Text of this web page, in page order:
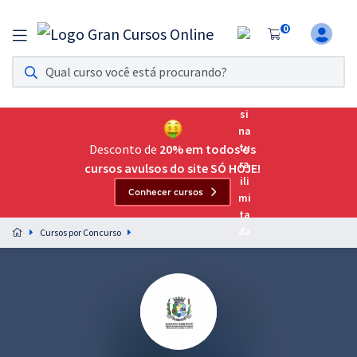
0
Assinatura Ilimitada 11
Acesso a todos os cursos. Teste grátis por 7 dias!
Assinatura OAB Até Passar
Acesso ilimitado a toda preparação para o Exame da
Preparação completa e intensiva para as principais
residências em saúde do Brasil
Desconto de 20% em todos os
cursos avulsos do site SÓ HOJE!
Conhecer cursos
Cursos por Concurso